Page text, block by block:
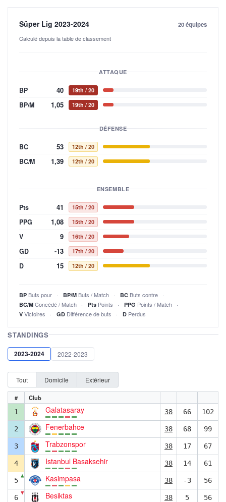
Süper Lig 2023-2024
Calculé depuis la table de classement
20 équipes
ATTAQUE
BP 40 19th / 20
BP/M 1,05 19th / 20
DÉFENSE
BC 53 12th / 20
BC/M 1,39 12th / 20
ENSEMBLE
Pts 41 15th / 20
PPG 1,08 15th / 20
V 9 16th / 20
GD -13 17th / 20
D 15 12th / 20
BP Buts pour BP/M Buts / Match BC Buts contre
BC/M Concédé / Match Pts Points PPG Points / Match
V Victoires GD Différence de buts D Perdus
STANDINGS
2023-2024 2022-2023
Tout Domicile Extérieur
#
Club
1
Galatasaray 38 66 102
2 Fenerbahce 38 68 99
3 Trabzonspor 38 17 67
4 Istanbul Basaksehir 38 14 61
5
▲ Kasimpasa 38 -3 56
6
▼ Besiktas 38 5 56